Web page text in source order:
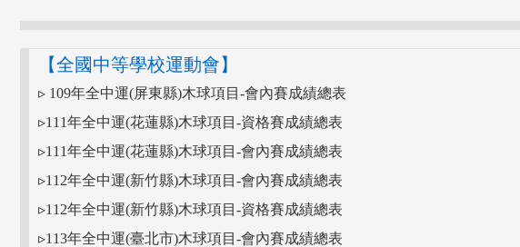
【全國中等學校運動會】
▹ 109年全中運(屏東縣)木球項目-會內賽成績總表
▹111年全中運(花蓮縣)木球項目-資格賽成績總表
▹111年全中運(花蓮縣)木球項目-會內賽成績總表
▹112年全中運(新竹縣)木球項目-會內賽成績總表
▹112年全中運(新竹縣)木球項目-資格賽成績總表
▹113年全中運(臺北市)木球項目-會內賽成績總表